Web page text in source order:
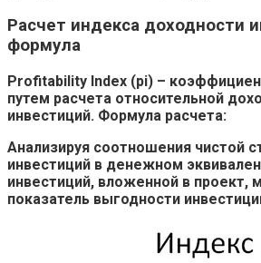
Расчет индекса доходности
формула
Profitability Index (pi) –
путем расчета относительной
инвестиций. Формула расчета:
Анализируя соотношения чистой
инвестиций в денежном
инвестиций, вложенной в проект,
показатель выгодности